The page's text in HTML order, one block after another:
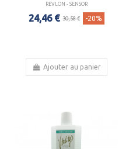
REVLON - SENSOR
24,46 € 30,58 € -20%
Ajouter au panier